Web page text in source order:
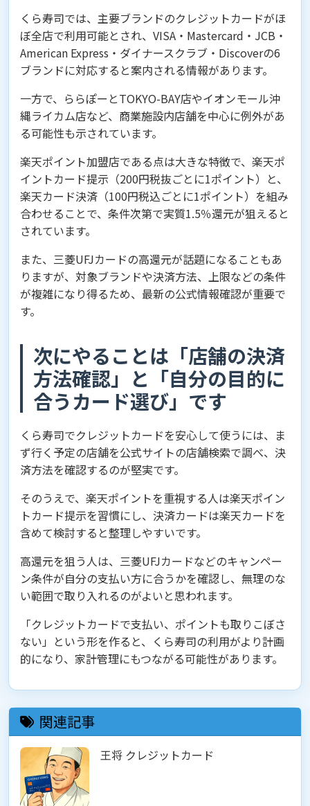
くら寿司では、主要ブランドのクレジットカードがほ
ぼ全店で利用可能とされ、VISA・Mastercard・JCB・
American Express・ダイナースクラブ・Discoverの6
ブランドに対応すると案内される情報があります。
一方で、ららぽーとTOKYO-BAY店やイオンモール沖
縄ライカム店など、商業施設内店舗を中心に例外があ
る可能性も示されています。
楽天ポイント加盟店である点は大きな特徴で、楽天ポ
イントカード提示（200円税抜ごとに1ポイント）と、
楽天カード決済（100円税込ごとに1ポイント）を組み
合わせることで、条件次第で実質1.5％還元が狙えると
されています。
また、三菱UFJカードの高還元が話題になることもあ
りますが、対象ブランドや決済方法、上限などの条件
が複雑になり得るため、最新の公式情報確認が重要で
す。
次にやることは「店舗の決済
方法確認」と「自分の目的に
合うカード選び」です
くら寿司でクレジットカードを安心して使うには、ま
ず行く予定の店舗を公式サイトの店舗検索で調べ、決
済方法を確認するのが堅実です。
そのうえで、楽天ポイントを重視する人は楽天ポイン
トカード提示を習慣にし、決済カードは楽天カードを
含めて検討すると整理しやすいです。
高還元を狙う人は、三菱UFJカードなどのキャンペー
ン条件が自分の支払い方に合うかを確認し、無理のな
い範囲で取り入れるのがよいと思われます。
「クレジットカードで支払い、ポイントも取りこぼさ
ない」という形を作ると、くら寿司の利用がより計画
的になり、家計管理にもつながる可能性があります。
関連記事
王将 クレジットカード